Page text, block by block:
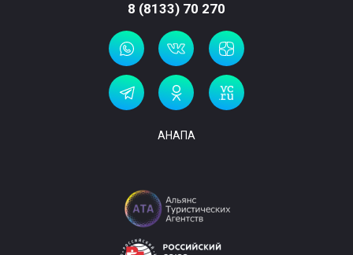
8 (8133) 70 270
АНАПА